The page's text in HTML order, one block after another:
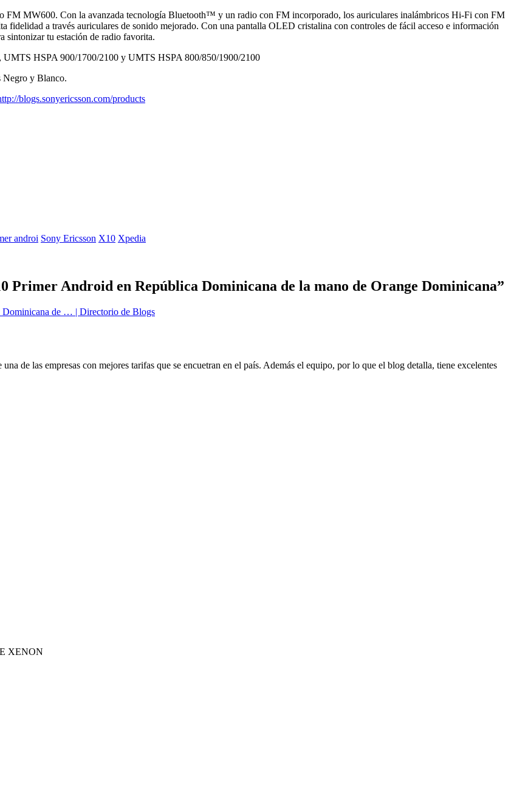
FM MW600. Con la avanzada tecnología Bluetooth™ y un radio con FM incorporado, los auriculares inalámbricos Hi-Fi con FM
fidelidad a través auriculares de sonido mejorado. Con una pantalla OLED cristalina con controles de fácil acceso e información
sintonizar tu estación de radio favorita.
HSPA 900/1700/2100 y UMTS HSPA 800/850/1900/2100
y Blanco.
blogs.sonyericsson.com/products
androi Sony Ericsson X10 Xpedia
Primer Android en República Dominicana de la mano de Orange Dominicana”
de … | Directorio de Blogs
de las empresas con mejores tarifas que se encuetran en el país. Además el equipo, por lo que el blog detalla, tiene excelentes
XENON